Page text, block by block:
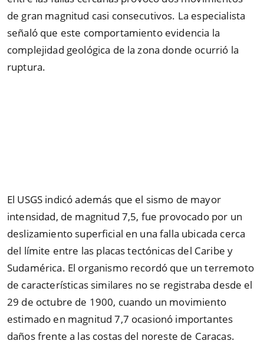
de gran magnitud casi consecutivos. La especialista
señaló que este comportamiento evidencia la
complejidad geológica de la zona donde ocurrió la
ruptura.
El USGS indicó además que el sismo de mayor
intensidad, de magnitud 7,5, fue provocado por un
deslizamiento superficial en una falla ubicada cerca
del límite entre las placas tectónicas del Caribe y
Sudamérica. El organismo recordó que un terremoto
de características similares no se registraba desde el
29 de octubre de 1900, cuando un movimiento
estimado en magnitud 7,7 ocasionó importantes
daños frente a las costas del noreste de Caracas.